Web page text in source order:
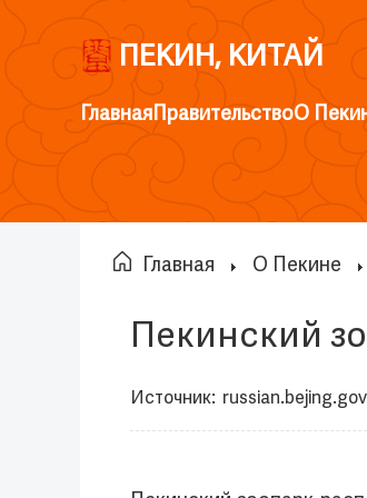
ПЕКИН, КИТАЙ
ГлавнаяПравительствоО
Главная О Пекине
Пекинский
Источник: